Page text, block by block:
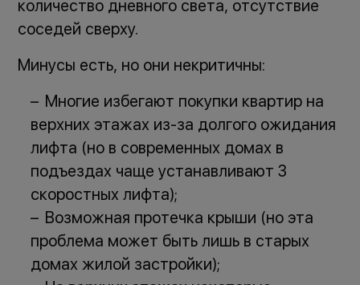
количество дневного света, отсутствие
соседей сверху.
Минусы есть, но они некритичны:
Многие избегают покупки квартир на
верхних этажах из-за долгого ожидания
лифта (но в современных домах в
подъездах чаще устанавливают 3
cкоростных лифта);
Возможная протечка крыши (но эта
проблема может быть лишь в старых
домах жилой застройки);